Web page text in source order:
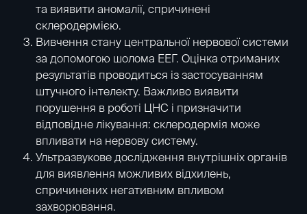
та виявити аномалії, спричинені
склеродермією.
Вивчення стану центральної нервової системи
за допомогою шолома ЕЕГ. Оцінка отриманих
результатів проводиться із застосуванням
штучного інтелекту. Важливо виявити
порушення в роботі ЦНС і призначити
відповідне лікування: склеродермія може
впливати на нервову систему.
Ультразвукове дослідження внутрішніх органів
для виявлення можливих відхилень,
спричинених негативним впливом
захворювання.